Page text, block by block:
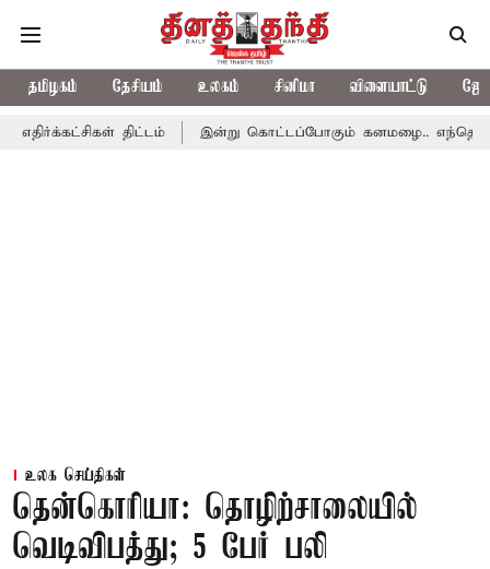
தமிழகம் தேசியம் உலகம் சினிமா விளையாட்டு
திட்டம் இன்று கொட்டப்போகும் கனமழை.. எந்தெந்த
உலக செய்திகள்
தென்கொரியா: தொழிற்சாலையில்
வெடிவிபத்து; 5 பேர் பலி